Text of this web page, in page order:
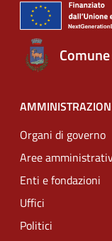
Organi di governo
Aree
Enti e fondazioni
Uffici
Politici